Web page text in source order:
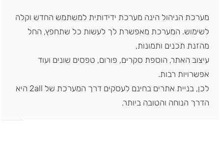
מערכת הניהול הינה מערכת ידידותית למשתמש החדש וקלה
לשימוש. המערכת מאפשרת לך לעשות כל שתחפץ, החל
מהזנת תכנים ותמונות,
עיצוב האתר, הוספת סקרים, פורום, טפסים שונים ועוד
אפשרויות רבות.
לכן, בניית אתרים בחינם לעסקים דרך המערכת של 2all היא
הדרך הנוחה והטובה ביותר.